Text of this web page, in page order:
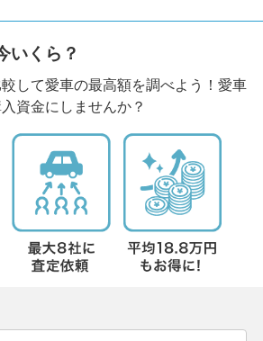
いくら？
して愛車の最高額を調べよう！愛車
資金にしませんか？